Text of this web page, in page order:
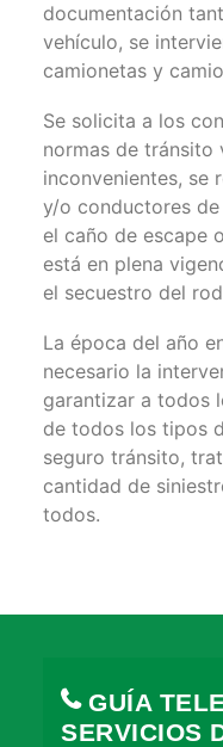
documentación
vehículo, se
camionetas y
Se solicita a los
normas de tránsito
inconvenientes, se
y/o conductores
el caño de escape
está en plena
el secuestro del
La época del año
necesario la
garantizar a todos
de todos los tipos
seguro tránsito,
cantidad de
todos.
GUÍA
SERVICIOS